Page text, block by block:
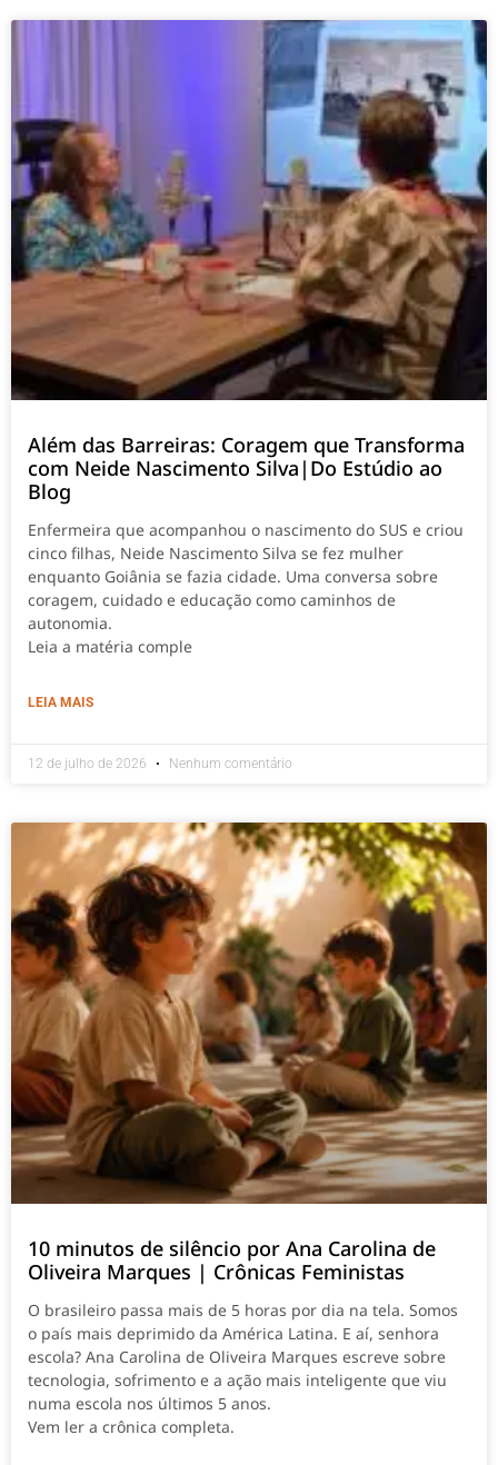
Além das Barreiras: Coragem que Transforma
com Neide Nascimento Silva|Do Estúdio ao
Blog
Enfermeira que acompanhou o nascimento do SUS e criou
cinco filhas, Neide Nascimento Silva se fez mulher
enquanto Goiânia se fazia cidade. Uma conversa sobre
coragem, cuidado e educação como caminhos de
autonomia.
Leia a matéria comple
LEIA MAIS
12 de julho de 2026 Nenhum comentário
10 minutos de silêncio por Ana Carolina de
Oliveira Marques | Crônicas Feministas
O brasileiro passa mais de 5 horas por dia na tela. Somos
o país mais deprimido da América Latina. E aí, senhora
escola? Ana Carolina de Oliveira Marques escreve sobre
tecnologia, sofrimento e a ação mais inteligente que viu
numa escola nos últimos 5 anos.
Vem ler a crônica completa.